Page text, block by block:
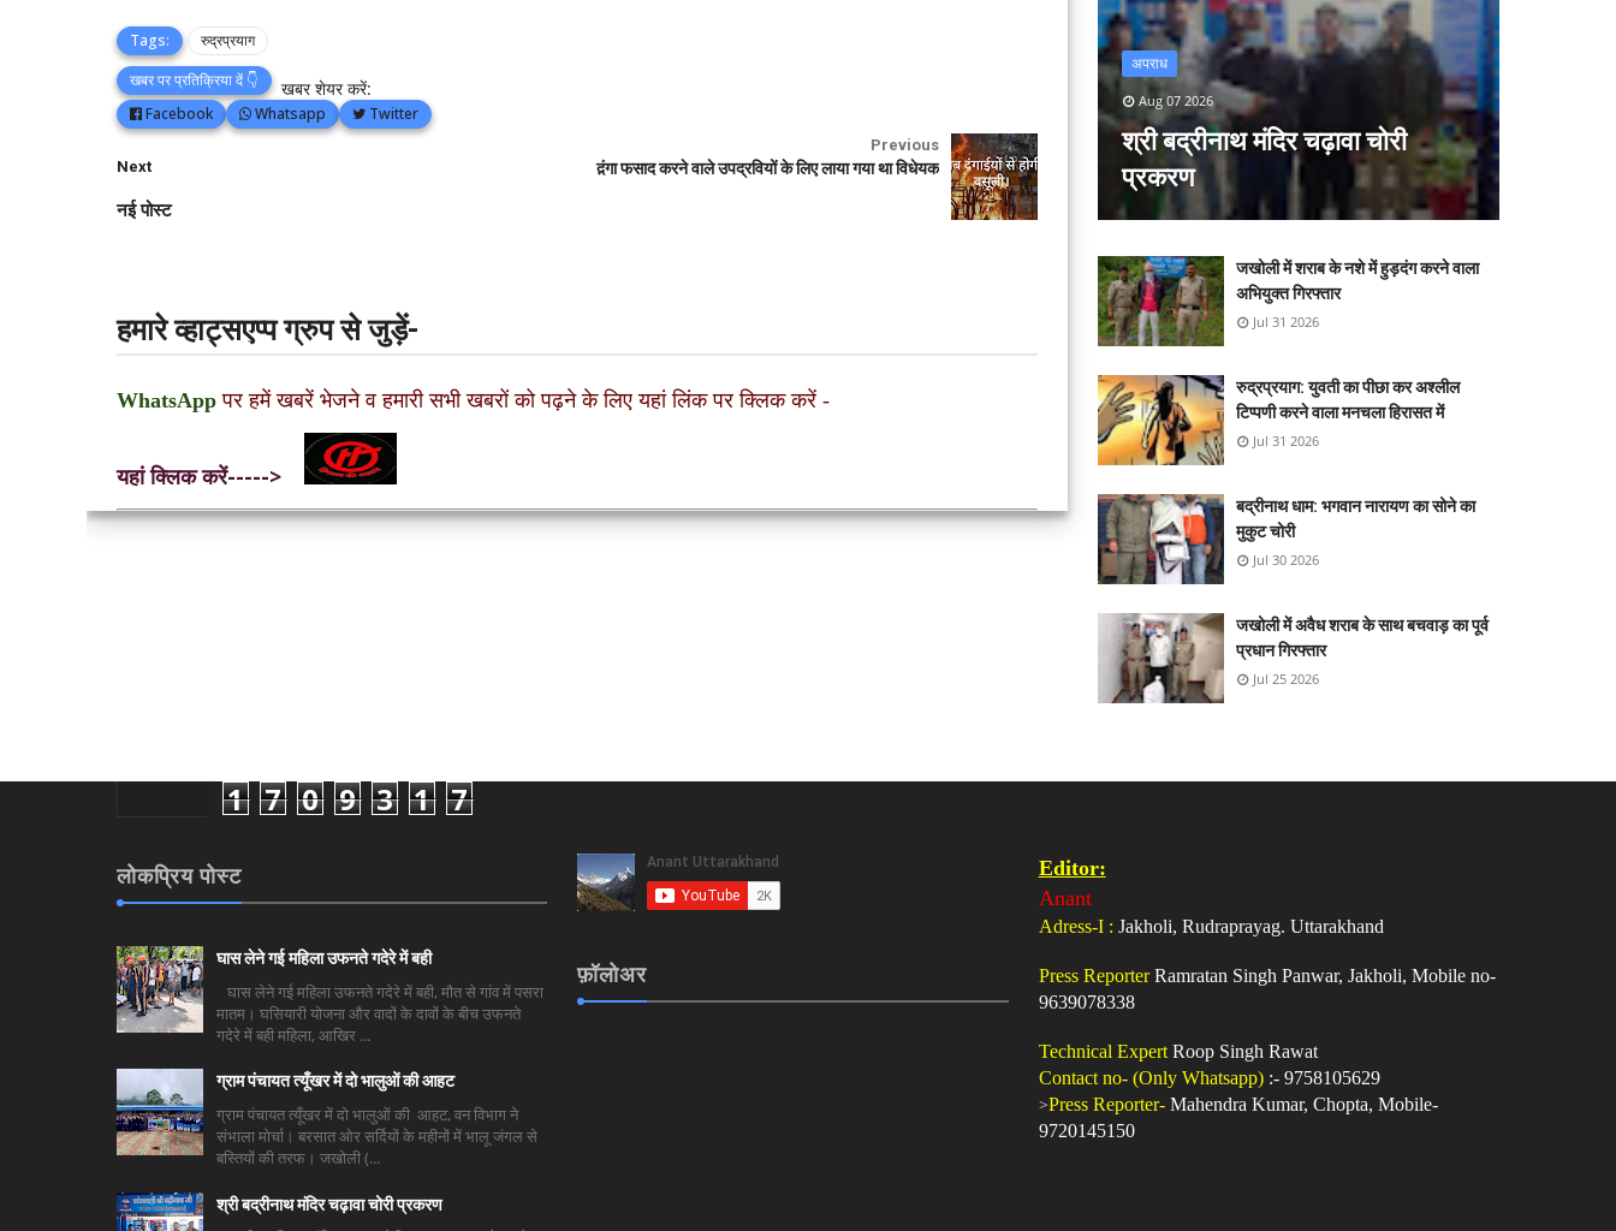
Tags:
रुद्रप्रयाग
खबर पर प्रतिक्रिया दें 👇
खबर शेयर करें:
Facebook Whatsapp Twitter
Next
नई पोस्ट
Previous
द़ंगा फसाद करने वाले उपद्रवियों के लिए लाया गया था विधेयक
हमारे व्हाट्सएप्प ग्रुप से जुड़ें-
WhatsApp पर हमें खबरें भेजने व हमारी सभी खबरों को पढ़ने के लिए यहां लिंक पर क्लिक करें -
यहां क्लिक करें----->
अपराध
Aug 07 2026
श्री बद्रीनाथ मंदिर चढ़ावा चोरी
प्रकरण
जखोली में शराब के नशे में हुड़दंग करने वाला
अभियुक्त गिरफ्तार
Jul 31 2026
रुद्रप्रयाग: युवती का पीछा कर अश्लील
टिप्पणी करने वाला मनचला हिरासत में
Jul 31 2026
बद्रीनाथ धाम: भगवान नारायण का सोने का
मुकुट चोरी
Jul 30 2026
जखोली में अवैध शराब के साथ बचवाड़ का पूर्व
प्रधान गिरफ्तार
Jul 25 2026
1 7 0 9 3 1 7
लोकप्रिय पोस्ट
घास लेने गई महिला उफनते गदेरे में बही
घास लेने गई महिला उफनते गदेरे में बही, मौत से गांव में पसरा
मातम। घसियारी योजना और वादों के दावों के बीच उफनते
गदेरे में बही महिला, आखिर ...
ग्राम पंचायत त्यूँखर में दो भालुओं की आहट
ग्राम पंचायत त्यूँखर में दो भालुओं की आहट, वन विभाग ने
संभाला मोर्चा। बरसात ओर सर्दियों के महीनों में भालू जंगल से
बस्तियों की तरफ। जखोली (...
श्री बद्रीनाथ मंदिर चढ़ावा चोरी प्रकरण
फ़ॉलोअर
Editor:
Anant
Adress-I : Jakholi, Rudraprayag. Uttarakhand
Press ReporterRamratan Singh Panwar, Jakholi, Mobile no-
9639078338
Technical ExpertRoop Singh Rawat
Contact no- (Only Whatsapp) :- 9758105629
>Press Reporter-Mahendra Kumar, Chopta, Mobile-
9720145150